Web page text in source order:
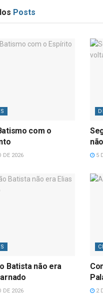
Posts
com o
DE 2026 5
Batista não era
DE 2026 2